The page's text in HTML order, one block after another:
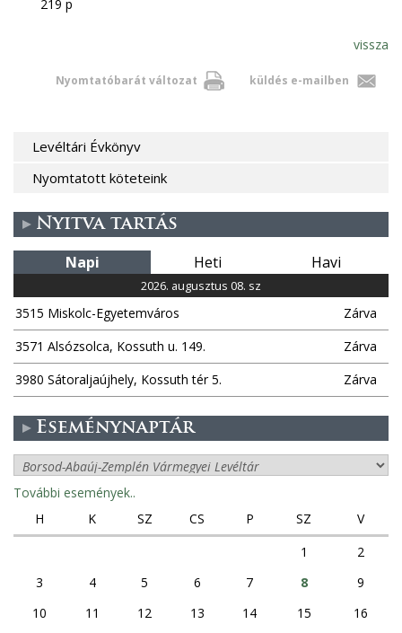
219 p
vissza
Nyomtatóbarát változat küldés e-mailben
Levéltári Évkönyv
Nyomtatott köteteink
Nyitva tartás
Napi Heti Havi
2026. augusztus 08. sz
3515 Miskolc-Egyetemváros
Zárva
3571 Alsózsolca, Kossuth u. 149.
Zárva
3980 Sátoraljaújhely, Kossuth tér 5.
Zárva
Eseménynaptár
További események..
H
K SZ CS P SZ
V
1
2
3
4 5 6 7 8
9
10
11 12 13 14 15
16